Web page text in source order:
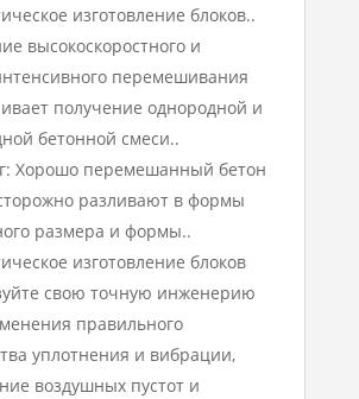
изготовление блоков..
высокоскоростного и
перемешивания
получение однородной и
бетонной смеси..
Хорошо перемешанный бетон
разливают в формы
размера и формы..
изготовление блоков
свою точную инженерию
правильного
уплотнения и вибрации,
воздушных пустот и